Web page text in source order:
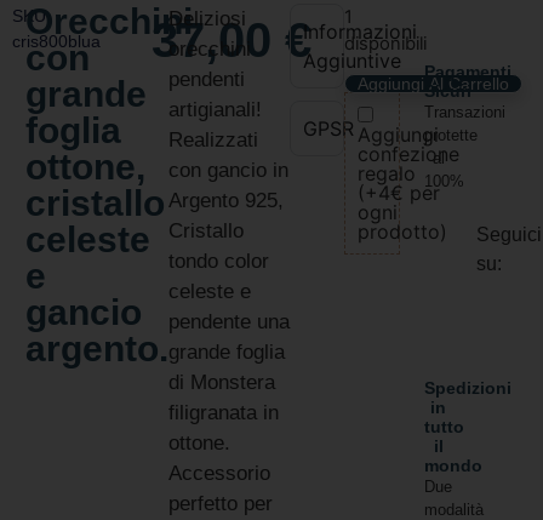
SKU:
cris800blua
Orecchini
con
grande
foglia
ottone,
cristallo
celeste
e
gancio
argento.
37,00€
Deliziosi
orecchini
pendenti
artigianali!
Realizzati
con gancio in
Argento 925,
Cristallo
tondo color
celeste e
pendente una
grande foglia
di Monstera
filigranata in
ottone.
Accessorio
perfetto per
Informazioni
Aggiuntive
GPSR
1
disponibili
Aggiungi Al Carrello
Aggiungi
confezione
regalo
(+4€ per
ogni
prodotto)
Pagamenti
Sicuri
Transazioni
protette
al
100%
Spedizioni
in
tutto
il
mondo
Due
modalità
Seguici
su: